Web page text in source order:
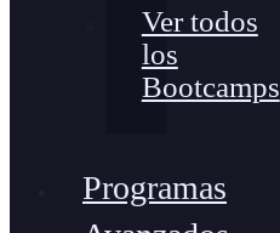
Ver todos
los
Bootcamps
Programas